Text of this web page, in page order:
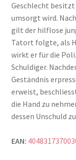
Geschlecht
umsorgt wird.
gilt der hilflose
Tatort folgte, als
wirkt er für die
Schuldiger.
Geständnis
erweist,
die Hand zu
dessen Unschuld
EAN: